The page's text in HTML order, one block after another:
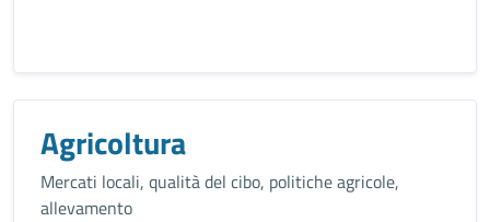
Agricoltura
Mercati locali, qualità del cibo, politiche agricole,
allevamento